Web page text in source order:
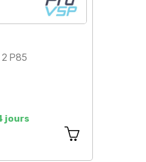
P85
jours